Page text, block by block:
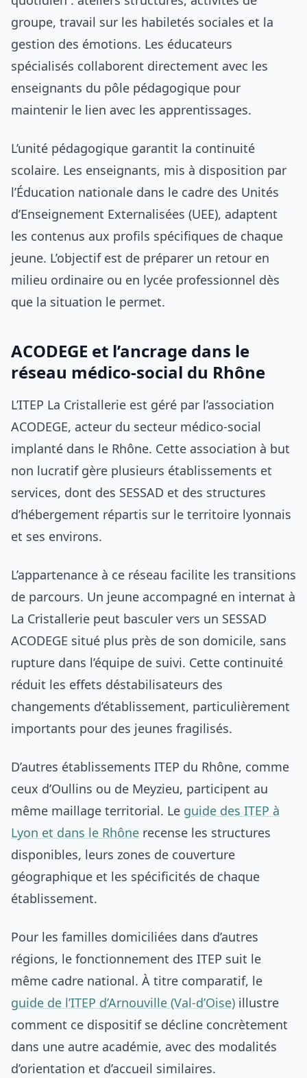
groupe, travail sur les habiletés sociales et la
gestion des émotions. Les éducateurs
spécialisés collaborent directement avec les
enseignants du pôle pédagogique pour
maintenir le lien avec les apprentissages.
L’unité pédagogique garantit la continuité
scolaire. Les enseignants, mis à disposition par
l’Éducation nationale dans le cadre des Unités
d’Enseignement Externalisées (UEE), adaptent
les contenus aux profils spécifiques de chaque
jeune. L’objectif est de préparer un retour en
milieu ordinaire ou en lycée professionnel dès
que la situation le permet.
ACODEGE et l’ancrage dans le
réseau médico-social du Rhône
L’ITEP La Cristallerie est géré par l’association
ACODEGE, acteur du secteur médico-social
implanté dans le Rhône. Cette association à but
non lucratif gère plusieurs établissements et
services, dont des SESSAD et des structures
d’hébergement répartis sur le territoire lyonnais
et ses environs.
L’appartenance à ce réseau facilite les transitions
de parcours. Un jeune accompagné en internat à
La Cristallerie peut basculer vers un SESSAD
ACODEGE situé plus près de son domicile, sans
rupture dans l’équipe de suivi. Cette continuité
réduit les effets déstabilisateurs des
changements d’établissement, particulièrement
importants pour des jeunes fragilisés.
D’autres établissements ITEP du Rhône, comme
ceux d’Oullins ou de Meyzieu, participent au
même maillage territorial. Le guide des ITEP à
Lyon et dans le Rhône recense les structures
disponibles, leurs zones de couverture
géographique et les spécificités de chaque
établissement.
Pour les familles domiciliées dans d’autres
régions, le fonctionnement des ITEP suit le
même cadre national. À titre comparatif, le
guide de l’ITEP d’Arnouville (Val-d’Oise) illustre
comment ce dispositif se décline concrètement
dans une autre académie, avec des modalités
d’orientation et d’accueil similaires.